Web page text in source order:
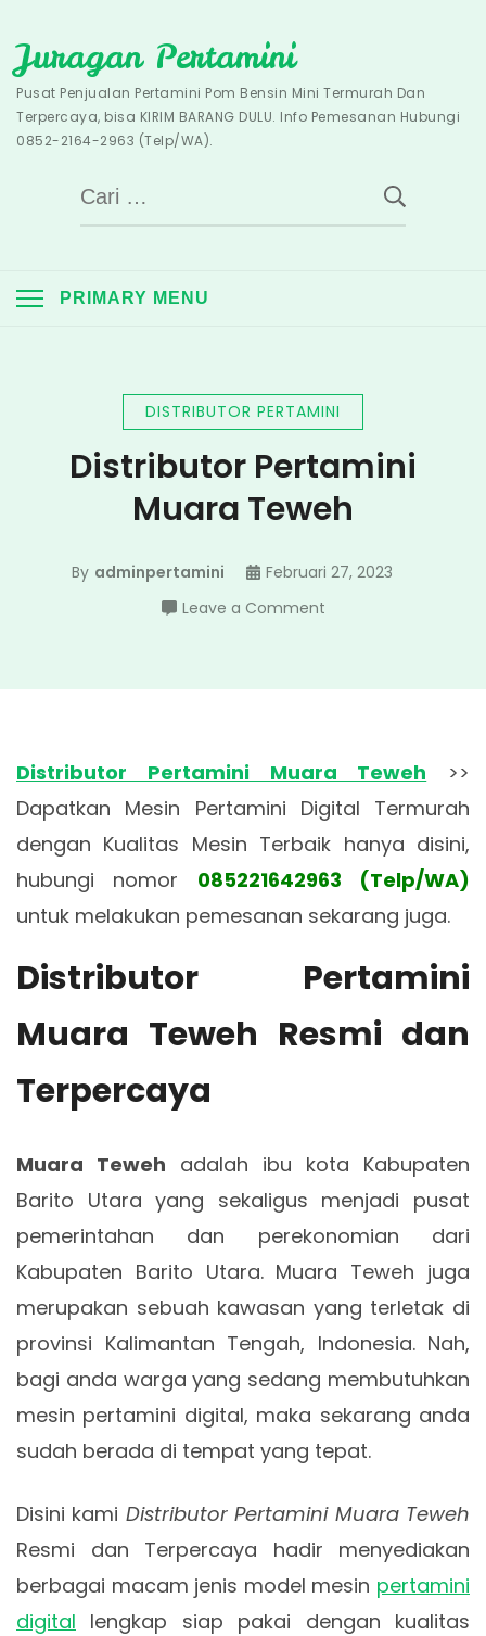
to
content
Juragan Pertamini
Pusat Penjualan Pertamini Pom Bensin Mini Termurah Dan
Terpercaya, bisa KIRIM BARANG DULU. Info Pemesanan Hubungi
0852-2164-2963 (Telp/WA).
Cari
untuk:
PRIMARY MENU
DISTRIBUTOR PERTAMINI
Distributor Pertamini
Muara Teweh
By adminpertamini
Februari 27, 2023
Leave a Commenton
Muara
Distributor Pertamini Muara Teweh >>
Dapatkan Mesin Pertamini Digital Termurah
dengan Kualitas Mesin Terbaik hanya disini,
hubungi nomor 085221642963 (Telp/WA)
untuk melakukan pemesanan sekarang juga.
Distributor Pertamini
Muara Teweh Resmi dan
Terpercaya
Muara Teweh adalah ibu kota Kabupaten
Barito Utara yang sekaligus menjadi pusat
pemerintahan dan perekonomian dari
Kabupaten Barito Utara. Muara Teweh juga
merupakan sebuah kawasan yang terletak di
provinsi Kalimantan Tengah, Indonesia. Nah,
bagi anda warga yang sedang membutuhkan
mesin pertamini digital, maka sekarang anda
sudah berada di tempat yang tepat.
Disini kami Distributor Pertamini Muara Teweh
Resmi dan Terpercaya hadir menyediakan
berbagai macam jenis model mesin pertamini
digital lengkap siap pakai dengan kualitas